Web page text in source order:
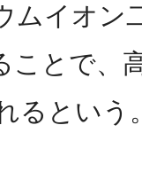
イオン
とで、
るという。